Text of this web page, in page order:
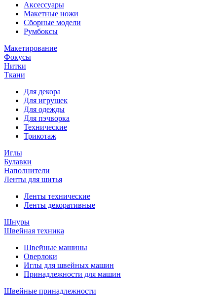
Аксессуары
Макетные ножи
Сборные модели
Румбоксы
Макетирование
Фокусы
Нитки
Ткани
Для декора
Для игрушек
Для одежды
Для пэчворка
Технические
Трикотаж
Иглы
Булавки
Наполнители
Ленты для шитья
Ленты технические
Ленты декоративные
Шнуры
Швейная техника
Швейные машины
Оверлоки
Иглы для швейных машин
Принадлежности для машин
Швейные принадлежности